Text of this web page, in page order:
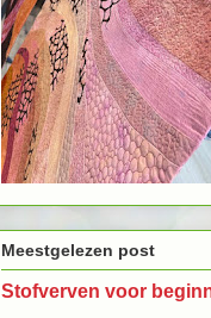
Meestgelezen post
Stofverven voor